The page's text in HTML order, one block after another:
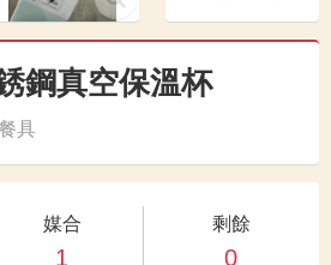
鋼真空保溫杯
具
媒合
1
剩餘
0